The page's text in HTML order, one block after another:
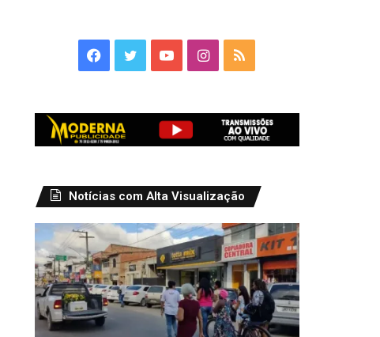
Facebook
TwitterYouTubeInstagram
RSS
Notícias com Alta Visualização